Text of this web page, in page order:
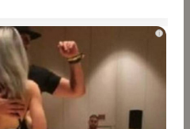
i